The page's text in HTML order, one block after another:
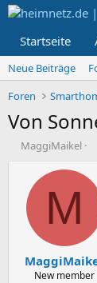
Startseite
Neue Beiträge
Foren
Von
E
MaggiMaikel
M
New member